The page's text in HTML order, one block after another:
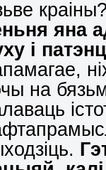
яна
і
на